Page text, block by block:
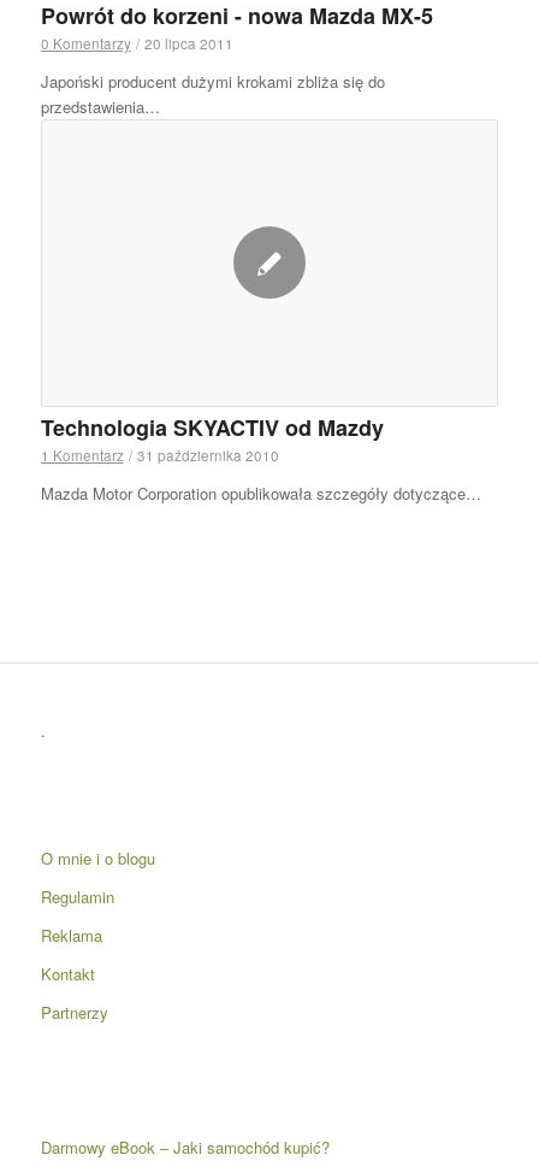
Powrót do korzeni - nowa Mazda MX-5
0 Komentarzy / 20 lipca 2011
Japoński producent dużymi krokami zbliża się do
przedstawienia…
Technologia SKYACTIV od Mazdy
1 Komentarz / 31 października 2010
Mazda Motor Corporation opublikowała szczegóły dotyczące…
.
O mnie i o blogu
Regulamin
Reklama
Kontakt
Partnerzy
Darmowy eBook – Jaki samochód kupić?